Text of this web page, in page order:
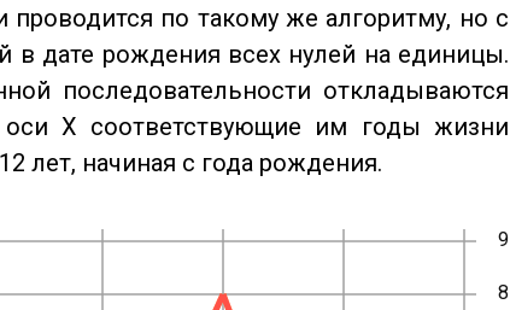
проводится по такому же алгоритму, но с
в дате рождения всех нулей на единицы.
последовательности откладываются
X соответствующие им годы жизни
лет, начиная с года рождения.